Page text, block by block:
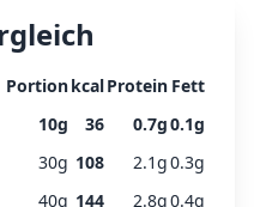
PortionkcalProtein Fett
10g 36 0.7g0.1g
30g 108 2.1g0.3g
40g 144 2.8g0.4g